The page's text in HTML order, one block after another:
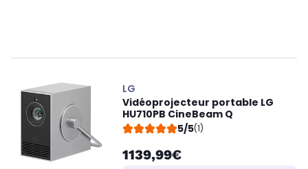
LG
Vidéoprojecteur portable LG
HU710PB CineBeam Q
5/5(1)
1139,99€